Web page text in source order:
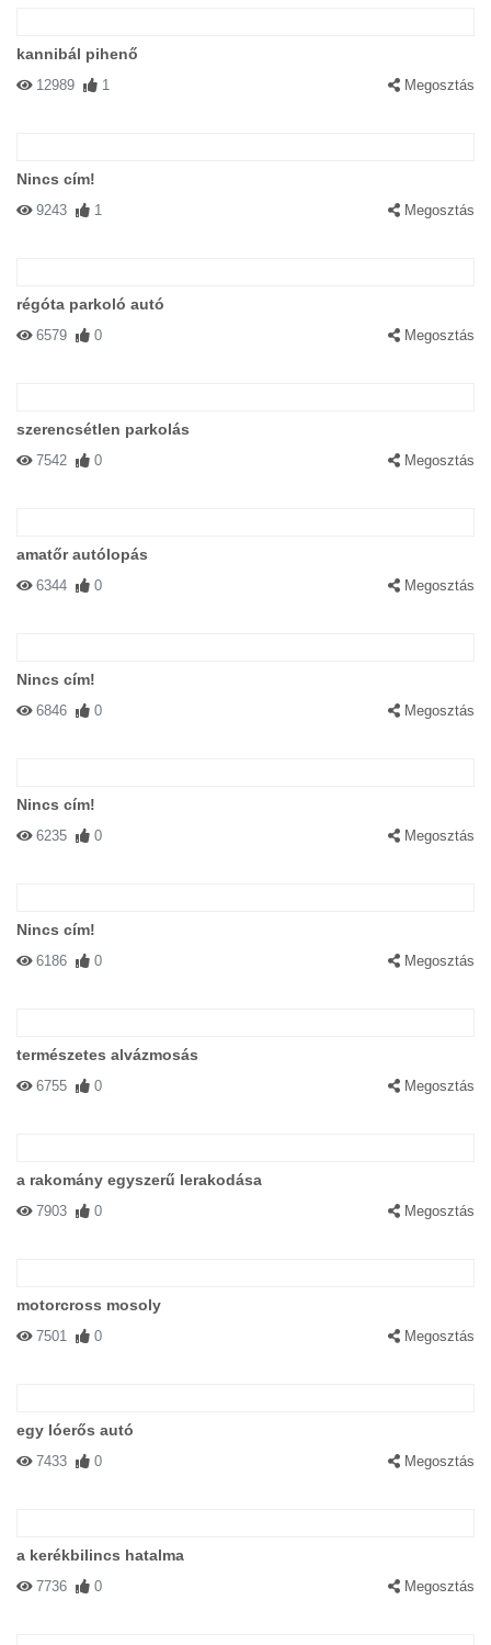
kannibál pihenő
12989 1 Megosztás
Nincs cím!
9243 1 Megosztás
régóta parkoló autó
6579 0 Megosztás
szerencsétlen parkolás
7542 0 Megosztás
amatőr autólopás
6344 0 Megosztás
Nincs cím!
6846 0 Megosztás
Nincs cím!
6235 0 Megosztás
Nincs cím!
6186 0 Megosztás
természetes alvázmosás
6755 0 Megosztás
a rakomány egyszerű lerakodása
7903 0 Megosztás
motorcross mosoly
7501 0 Megosztás
egy lóerős autó
7433 0 Megosztás
a kerékbilincs hatalma
7736 0 Megosztás